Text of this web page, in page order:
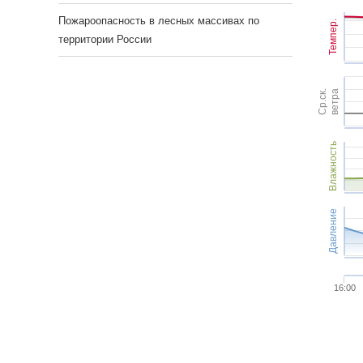
Темпер.
Ср.ск.ветра
Влажность
Давление
16:00
Пожароопасность в лесных массивах по
территории России